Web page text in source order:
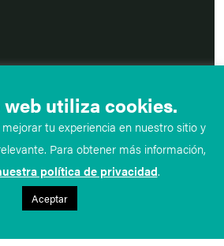
utiliza cookies.
tu experiencia en nuestro sitio y
Para obtener más información,
política de privacidad.
Aceptar